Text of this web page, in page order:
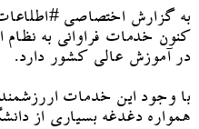
به گزارش اختصاصی
کنون خدمات فراوانی به
در آموزش عالی کشور دارد.
با وجود این خدمات
همواره دغدغه بسیاری از